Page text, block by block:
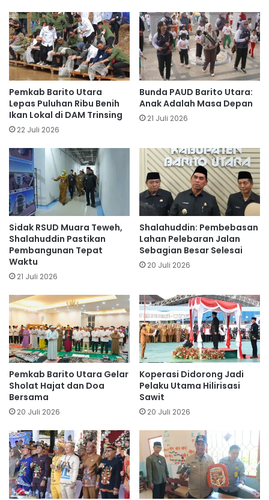
Pemkab Barito Utara
Lepas Puluhan Ribu Benih
Ikan Lokal di DAM Trinsing
22 Juli 2026
Bunda PAUD Barito Utara:
Anak Adalah Masa Depan
21 Juli 2026
Sidak RSUD Muara Teweh,
Shalahuddin Pastikan
Pembangunan Tepat
Waktu
21 Juli 2026
Shalahuddin: Pembebasan
Lahan Pelebaran Jalan
Sebagian Besar Selesai
20 Juli 2026
Pemkab Barito Utara Gelar
Sholat Hajat dan Doa
Bersama
20 Juli 2026
Koperasi Didorong Jadi
Pelaku Utama Hilirisasi
Sawit
20 Juli 2026